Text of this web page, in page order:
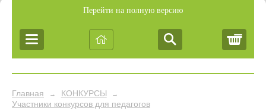
Перейти на полную версию
Главная → КОНКУРСЫ →
Участники конкурсов для педагогов